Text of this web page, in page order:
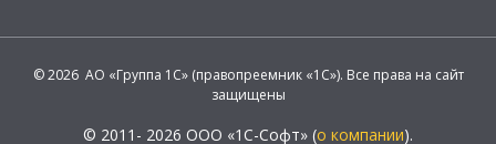
© 2026 АО «Группа 1С» (правопреемник «1С»). Все права на сайт
защищены
© 2011- 2026 ООО «1С-Софт» (о компании).